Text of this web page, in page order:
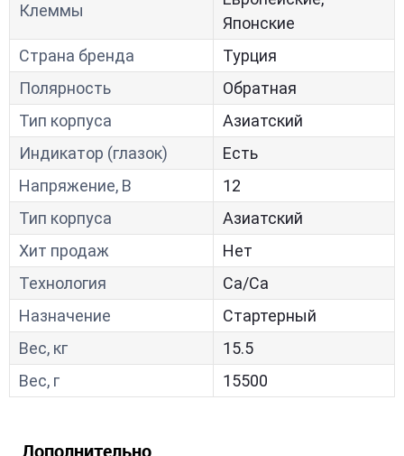
Клеммы
Японские
Страна бренда
Турция
Полярность
Обратная
Тип корпуса
Азиатский
Индикатор (глазок)
Есть
Напряжение, В
12
Тип корпуса
Азиатский
Хит продаж
Нет
Технология
Са/Са
Назначение
Стартерный
Вес, кг
15.5
Вес, г
15500
Дополнительно